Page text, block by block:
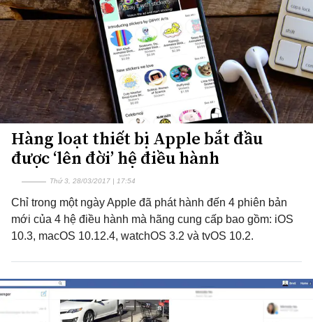
Hàng loạt thiết bị Apple bắt đầu
được ‘lên đời’ hệ điều hành
Thứ 3, 28/03/2017 | 17:54
Chỉ trong một ngày Apple đã phát hành đến 4 phiên bản
mới của 4 hệ điều hành mà hãng cung cấp bao gồm: iOS
10.3, macOS 10.12.4, watchOS 3.2 và tvOS 10.2.